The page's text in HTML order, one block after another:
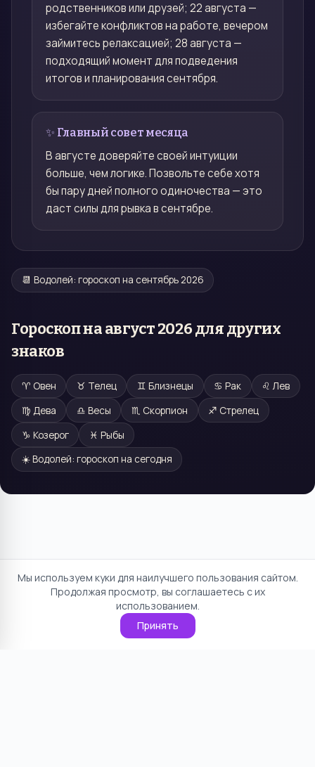
родственников или друзей; 22 августа —
избегайте конфликтов на работе, вечером
займитесь релаксацией; 28 августа —
подходящий момент для подведения
итогов и планирования сентября.
✨ Главный совет месяца
В августе доверяйте своей интуиции
больше, чем логике. Позвольте себе хотя
бы пару дней полного одиночества — это
даст силы для рывка в сентябре.
📆 Водолей: гороскоп на сентябрь 2026
Гороскоп наавгуст 2026для других
знаков
♈ Овен ♉ Телец ♊ Близнецы ♋ Рак ♌ Лев
♍ Дева ♎ Весы ♏ Скорпион ♐ Стрелец
♑ Козерог ♓ Рыбы
☀️Водолей: гороскоп на сегодня
Мы используем куки для наилучшего пользования сайтом.
Продолжая просмотр, вы соглашаетесь с их
использованием.
Принять